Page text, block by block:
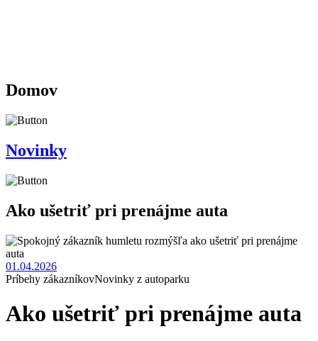
Domov
Novinky
Ako ušetriť pri prenájme auta
01.04.2026
Príbehy zákazníkovNovinky z autoparku
Ako ušetriť pri prenájme auta